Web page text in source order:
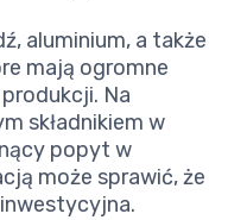
aluminium, a także
mają ogromne
Na
składnikiem w
popyt w
może sprawić, że